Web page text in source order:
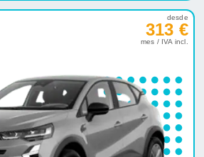
desde
313 €
mes / IVA incl.